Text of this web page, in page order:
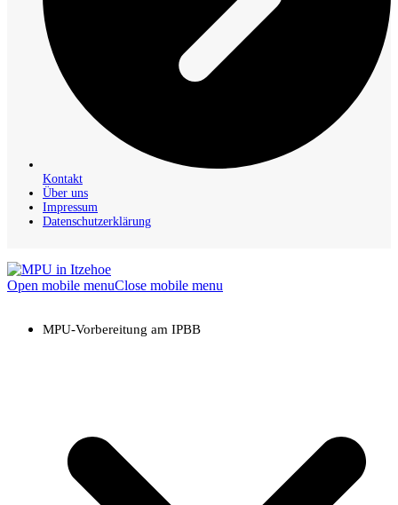
Kontakt
Über uns
Impressum
Datenschutzerklärung
Open mobile menuClose mobile menu
MPU-Vorbereitung am IPBB